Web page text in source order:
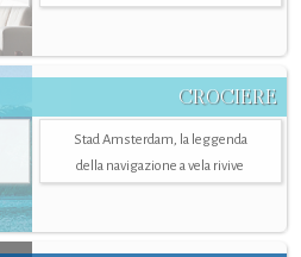
CROCIERE
Stad Amsterdam, la leggenda
della navigazione a vela rivive